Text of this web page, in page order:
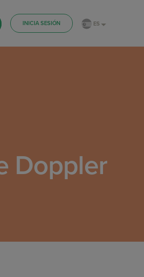
INICIA SESIÓN ES
Doppler